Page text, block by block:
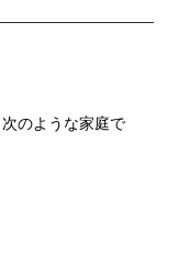
のような家庭で